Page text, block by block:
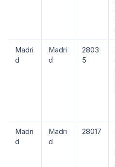
Madri
d
Madri
d
2803
5
Madri
d
Madri
d
28017